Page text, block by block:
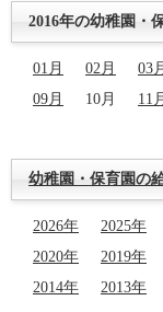
2016年の幼稚園・
01月 02月 03月
09月
10月 11月
幼稚園・保育園の
2026年 2025年
2020年
2019年
2014年
2013年